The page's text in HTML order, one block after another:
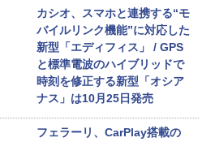
カシオ、スマホと連携する“モ
バイルリンク機能”に対応した
新型「エディフィス」 / GPS
と標準電波のハイブリッドで
時刻を修正する新型「オシア
ナス」は10月25日発売
フェラーリ、CarPlay搭載の